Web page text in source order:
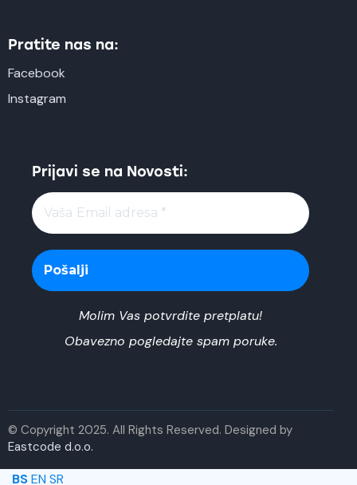
Pratite nas na:
Facebook
Instagram
Prijavi se na Novosti:
Molim Vas potvrdite pretplatu!
Obavezno pogledajte spam poruke.
© Copyright 2025. All Rights Reserved. Designed by
Eastcode d.o.o.
BSEN SR